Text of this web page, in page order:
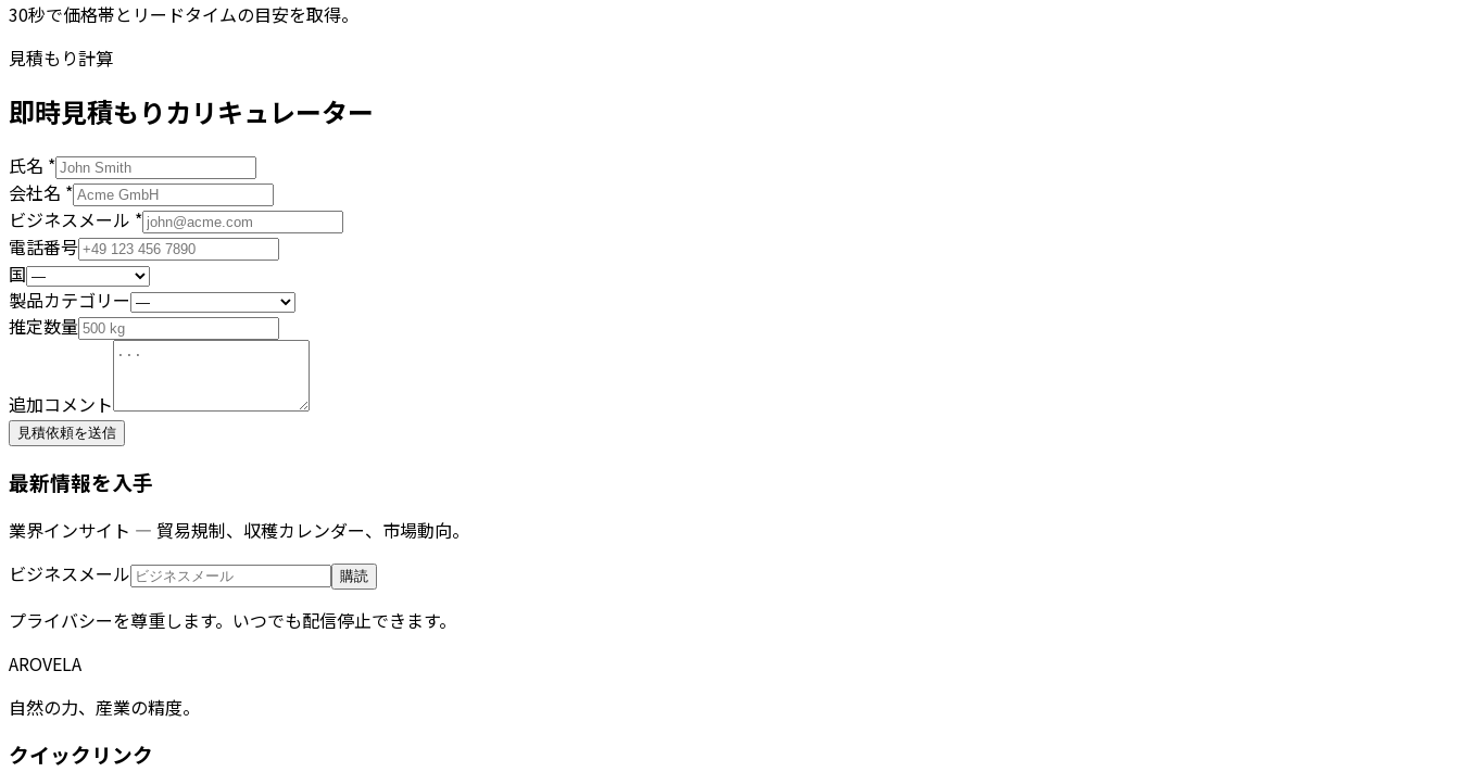
30秒で価格帯とリードタイムの目安を取得。
見積もり計算
即時見積もりカリキュレーター
氏名 *
会社名 *
ビジネスメール *
電話番号
国
製品カテゴリー
推定数量
追加コメント
見積依頼を送信
最新情報を入手
業界インサイト — 貿易規制、収穫カレンダー、市場動向。
ビジネスメール
購読
プライバシーを尊重します。いつでも配信停止できます。
AROVELA
自然の力、産業の精度。
クイックリンク